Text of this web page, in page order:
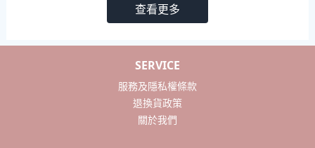
查看更多
SERVICE
服務及隱私權條款
退換貨政策
關於我們